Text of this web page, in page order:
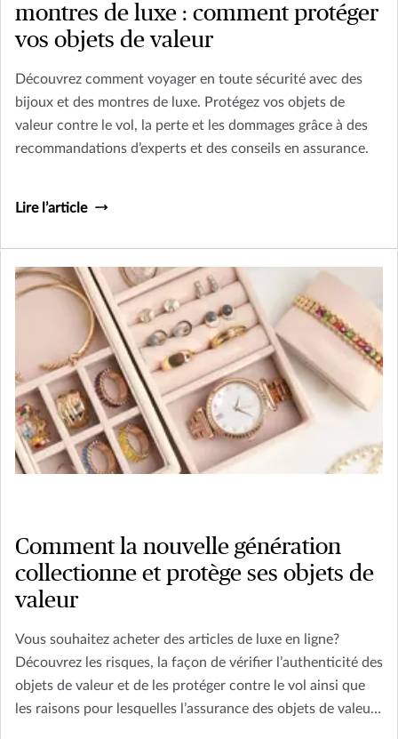
montres de luxe : comment protéger
vos objets de valeur
Découvrez comment voyager en toute sécurité avec des
bijoux et des montres de luxe. Protégez vos objets de
valeur contre le vol, la perte et les dommages grâce à des
recommandations d’experts et des conseils en assurance.
Lire l’article
Comment la nouvelle génération
collectionne et protège ses objets de
valeur
Vous souhaitez acheter des articles de luxe en ligne?
Découvrez les risques, la façon de vérifier l’authenticité des
objets de valeur et de les protéger contre le vol ainsi que
les raisons pour lesquelles l’assurance des objets de valeur